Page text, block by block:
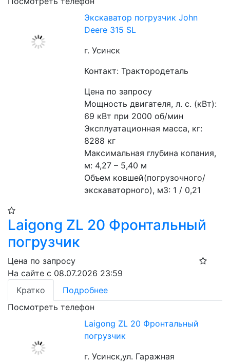
Экскаватор погрузчик John
Deere 315 SL
г. Усинск
Контакт: Трактородеталь
Цена по запросу
Мощность двигателя, л. с. (кВт):
69 кВт при 2000 об/мин
Эксплуатационная масса, кг:
8288 кг
Максимальная глубина копания,
м: 4,27 – 5,40 м
Объем ковшей(погрузочного/
экскаваторного), м3: 1 / 0,21
Laigong ZL 20 Фронтальный
погрузчик
Цена по запросу
На сайте с 08.07.2026 23:59
Кратко
Подробнее
Посмотреть телефон
Laigong ZL 20 Фронтальный
погрузчик
г. Усинск,ул. Гаражная